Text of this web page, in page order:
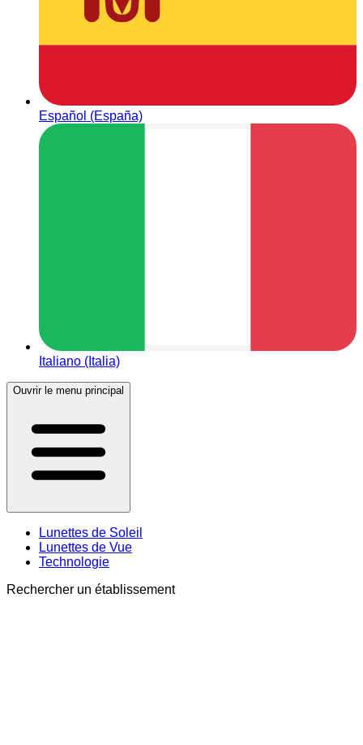
Español (España)
Italiano (Italia)
Ouvrir le menu principal
Lunettes de Soleil
Lunettes de Vue
Technologie
Rechercher un établissement